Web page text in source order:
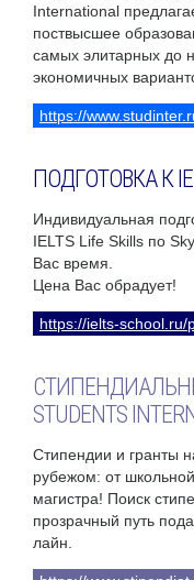
International
поствысшее
самых элитарных до
экономичных
https://
ПОДГОТОВКА К
Индивидуальная
IELTS Life Skills по
Вас время.
Цена Вас обрадует!
https://ielts-school.ru/
STUDENTS
Стипендии и гранты
рубежом: от
магистра! Поиск
прозрачный путь
лайн.